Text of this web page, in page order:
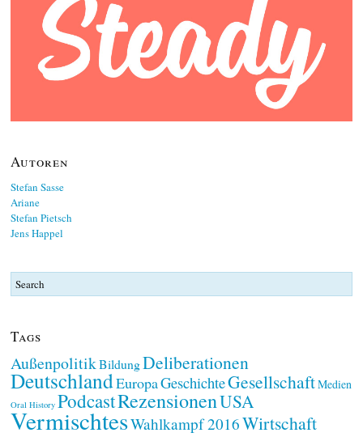
Autoren
Stefan Sasse
Ariane
Stefan Pietsch
Jens Happel
Tags
AußenpolitikBildungDeliberationen
DeutschlandEuropaGeschichteGesellschaftMedien
Oral History PodcastRezensionenUSA
VermischtesWahlkampf 2016Wirtschaft